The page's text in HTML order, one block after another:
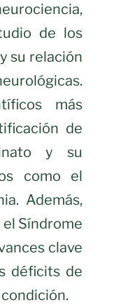
de los
su relación
más
de
y su
como el
Además,
Síndrome
clave
déficits de